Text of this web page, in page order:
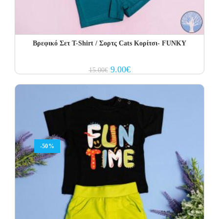
Βρεφικό Σετ Τ-Shirt / Σορτς Cats Κορίτσι- FUNKY
15.00€ Original
price
9.00€Current
price
-50%